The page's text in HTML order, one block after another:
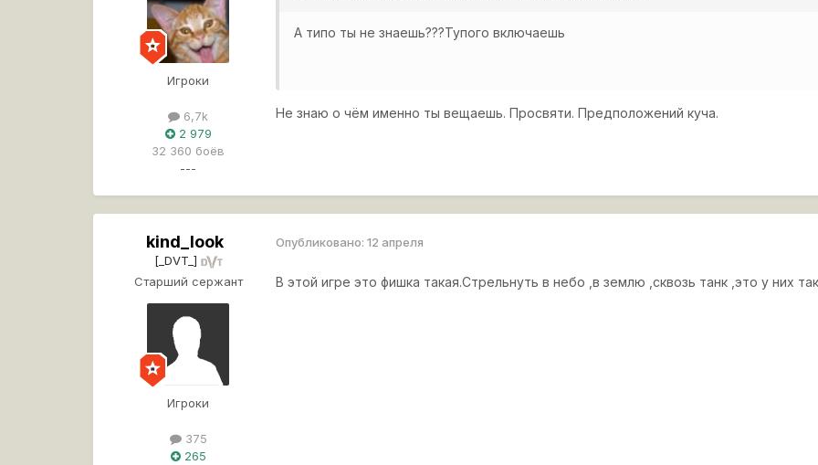
Игроки
6,7k
2 979
32 360 боёв
---
А типо ты не знаешь???Тупого включаешь
Не знаю о чём именно ты вещаешь. Просвяти. Предположений куча.
kind_look
[_DVT_]
Старший сержант
Игроки
375
265
Опубликовано:12 апреля
В этой игре это фишка такая.Стрельнуть в небо ,в землю ,сквозь танк ,это у них